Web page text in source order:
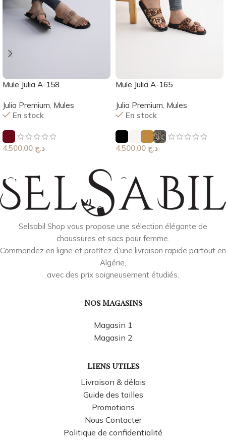
Mule Julia A-158
Julia Premium, Mules
En stock
د.ج
Mule Julia A-165
Julia Premium, Mules
En stock
د.ج
Selsabil Shop vous propose une sélection élégante de
chaussures et sacs pour femme.
Commandez en ligne et profitez d’une livraison rapide partout en
Algérie,
avec des prix soigneusement étudiés.
Nos Magasins
Magasin 1
Magasin 2
Liens Utiles
Livraison & délais
Guide des tailles
Promotions
Nous Contacter
Politique de confidentialité